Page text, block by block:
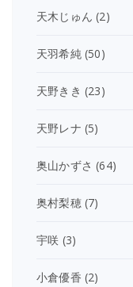
天木じゅん (2)
天羽希純(50)
天野きき (23)
天野レナ (5)
奥山かずさ (64)
奥村梨穂(7)
宇咲 (3)
小倉優香 (2)